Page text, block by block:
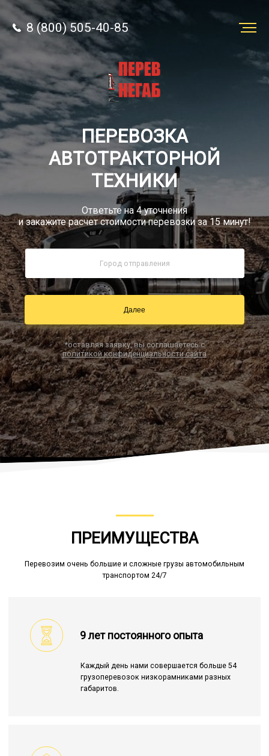
8 (800) 505-40-85
Звонок по России бесплатный
sale@simtruck-negabarit.ru
Заказать звонок
Заказать
8 (800) 505-40-85
ПЕРЕВОЗКА
АВТОТРАКТОРНОЙ
ТЕХНИКИ
Ответьте на 4 уточнения
и закажите расчет стоимости перевозки за 15 минут!
Далее
*оставляя заявку, вы соглашаетесь с
политикой конфиденциальности сайта
ПРЕИМУЩЕСТВА
Перевозим очень большие и сложные грузы автомобильным
транспортом 24/7
9 лет постоянного опыта
Каждый день нами совершается больше 54
грузоперевозок низкорамниками разных
габаритов.